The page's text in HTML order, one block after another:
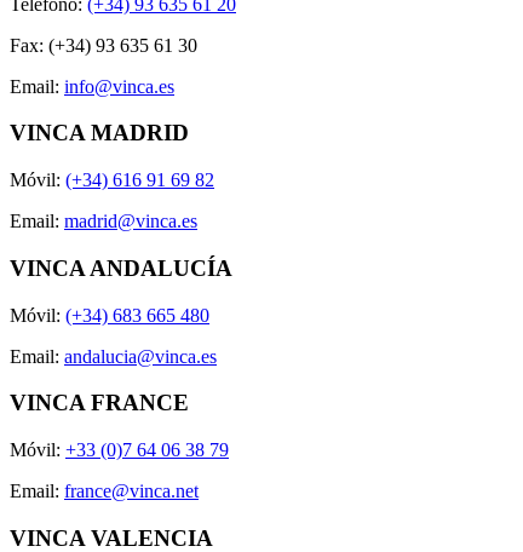
Fax: (+34) 93 635 61 30
Email: info@vinca.es
VINCA MADRID
Móvil: (+34) 616 91 69 82
Email: madrid@vinca.es
VINCA ANDALUCÍA
Móvil: (+34) 683 665 480
Email: andalucia@vinca.es
VINCA FRANCE
Móvil: +33 (0)7 64 06 38 79
Email: france@vinca.net
VINCA VALENCIA